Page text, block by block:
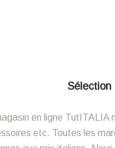
Sélection
en ligne
etc. Toutes les